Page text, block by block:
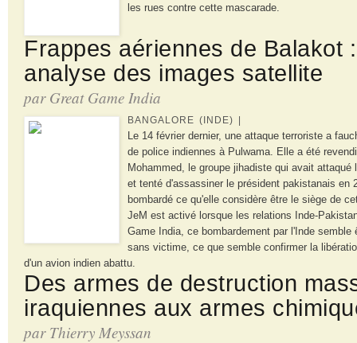
les rues contre cette mascarade.
Frappes aériennes de Balakot
analyse des images satellite
par Great Game India
BANGALORE (INDE) |
Le 14 février dernier, une attaque terroriste a
de police indiennes à Pulwama. Elle a été
Mohammed, le groupe jihadiste qui avait attaqué
et tenté d'assassiner le président pakistanais en
bombardé ce qu'elle considère être le siège de
JeM est activé lorsque les relations Inde-
Game India, ce bombardement par l'Inde semble
sans victime, ce que semble confirmer la
d'un avion indien abattu.
Des armes de destruction
iraquiennes aux armes
par Thierry Meyssan